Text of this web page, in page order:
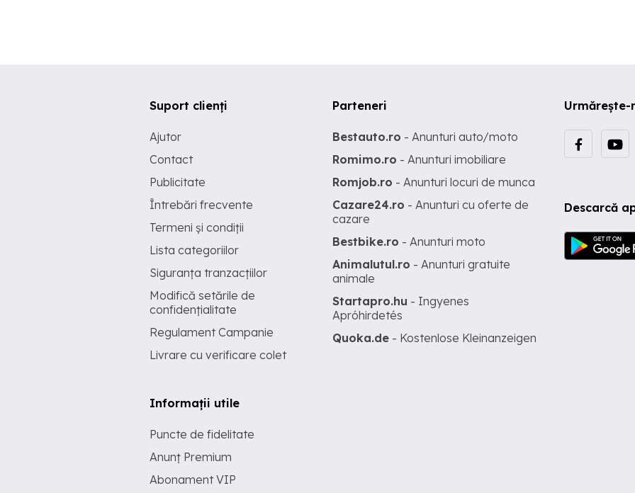
Urmărește-
Descarcă
Suport clienți
Ajutor
Contact
Publicitate
Întrebări frecvente
Termeni și condiții
Lista categoriilor
Siguranța tranzacțiilor
Modifică setările de
confidențialitate
Regulament Campanie
Livrare cu verificare colet
Informații utile
Puncte de fidelitate
Anunț Premium
Abonament VIP
Parteneri
Bestauto.ro - Anunturi auto/moto
Romimo.ro - Anunturi imobiliare
Romjob.ro - Anunturi locuri de munca
Cazare24.ro - Anunturi cu oferte de
cazare
Bestbike.ro - Anunturi moto
Animalutul.ro - Anunturi gratuite
animale
Startapro.hu - Ingyenes
Apróhirdetés
Quoka.de - Kostenlose Kleinanzeigen